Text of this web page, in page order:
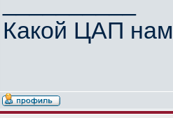
Какой ЦАП